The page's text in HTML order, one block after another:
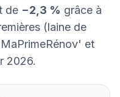
de −2,3 % grâce à
(laine de
et
2026.